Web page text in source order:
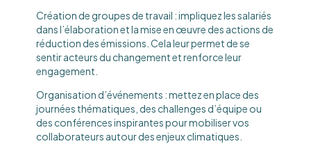
Création de groupes de travail : impliquez les salariés
dans l’élaboration et la mise en œuvre des actions de
réduction des émissions. Cela leur permet de se
sentir acteurs du changement et renforce leur
engagement.
Organisation d’événements : mettez en place des
journées thématiques, des challenges d’équipe ou
des conférences inspirantes pour mobiliser vos
collaborateurs autour des enjeux climatiques.